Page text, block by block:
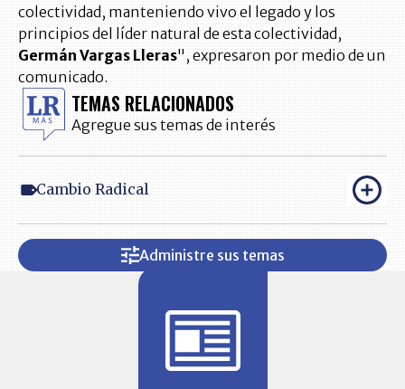
colectividad, manteniendo vivo el legado y los
principios del líder natural de esta colectividad,
Germán Vargas Lleras", expresaron por medio de un
comunicado.
TEMAS RELACIONADOS
Agregue sus temas de interés
Cambio Radical
Administre sus temas